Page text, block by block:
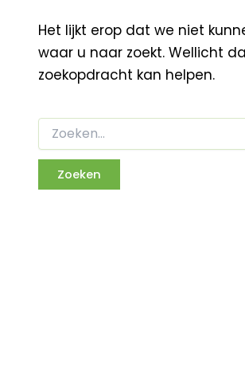
Het lijkt erop dat we niet
waar u naar zoekt. Wellicht
zoekopdracht kan helpen.